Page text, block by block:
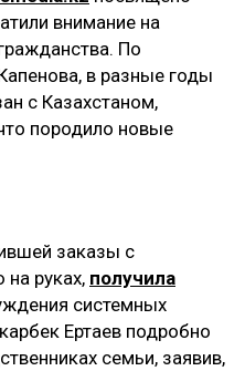
внимание на
По
в разные годы
с Казахстаном,
породило новые
заказы с
руках, получила
системных
Ертаев подробно
семьи, заявив,